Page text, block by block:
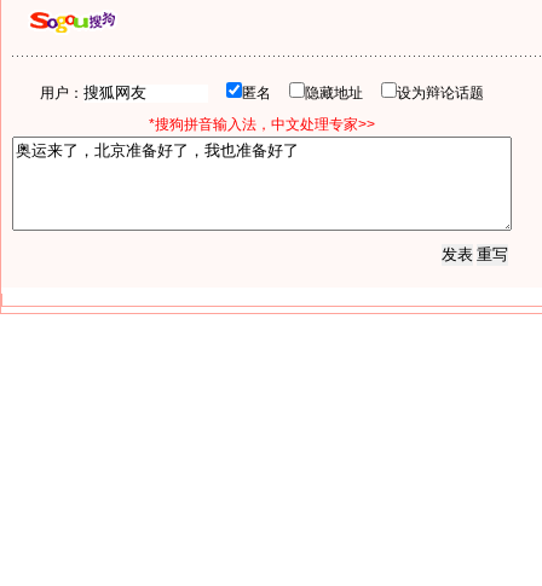
用户： 匿名 隐藏地址
设为辩论话题
*搜狗拼音输入法，中文处理专家>>